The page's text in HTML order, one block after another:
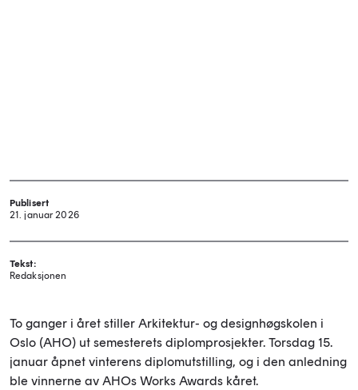
Publisert
21. januar 2026
Tekst:
Redaksjonen
To ganger i året stiller Arkitektur- og designhøgskolen i
Oslo (AHO) ut semesterets diplomprosjekter. Torsdag 15.
januar åpnet vinterens diplomutstilling, og i den anledning
ble vinnerne av AHOs Works Awards kåret.